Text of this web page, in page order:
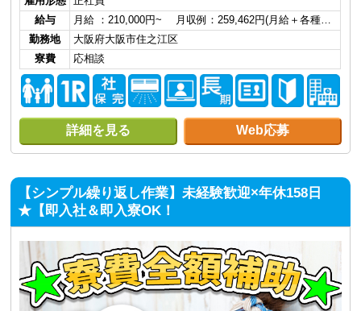
給与
月給 ：210,000円~ 月収例：259,462円(月給＋各種…
勤務地
大阪府大阪市住之江区
寮費
応相談
詳細を見る Web応募
【シンプル繰り返し作業】未経験歓迎×年休158日
★【即入社＆即入寮OK！